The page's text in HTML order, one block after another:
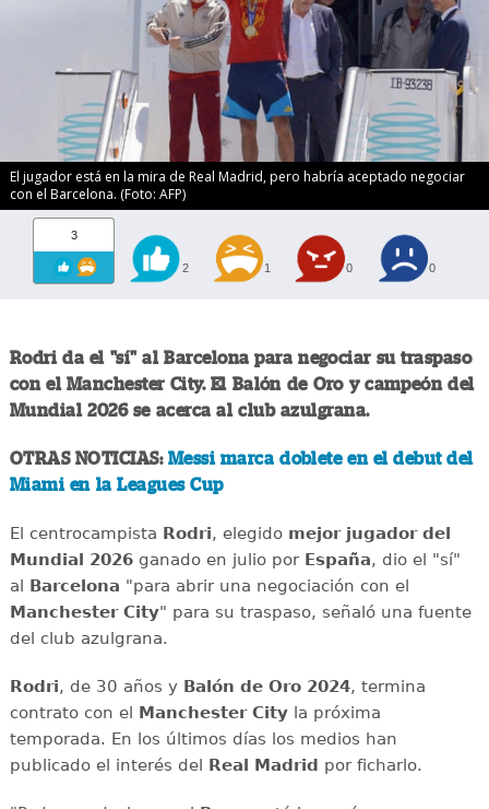
El jugador está en la mira de Real Madrid, pero habría aceptado negociar
con el Barcelona. (Foto: AFP)
3
2 1 0 0
Rodri da el "sí" al Barcelona para negociar su traspaso
con el Manchester City. El Balón de Oro y campeón del
Mundial 2026 se acerca al club azulgrana.
OTRAS NOTICIAS: Messi marca doblete en el debut del
Miami en la Leagues Cup
El centrocampista Rodri, elegido mejor jugador del
Mundial 2026ganado en julio por España, dio el "sí"
al
Barcelona "para abrir una negociación con el
Manchester City" para su traspaso, señaló una fuente
del club azulgrana.
Rodri, de 30 años y Balón de Oro 2024, termina
contrato con el
Manchester Cityla próxima
temporada. En los últimos días los medios han
publicado el interés del
Real Madrid por ficharlo.